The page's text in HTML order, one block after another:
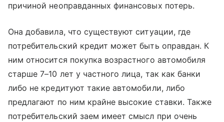
причиной неоправданных финансовых потерь.
Она добавила, что существуют ситуации, где
потребительский кредит может быть оправдан. К
ним относится покупка возрастного автомобиля
старше 7–10 лет у частного лица, так как банки
либо не кредитуют такие автомобили, либо
предлагают по ним крайне высокие ставки. Также
потребительский заем имеет смысл при очень